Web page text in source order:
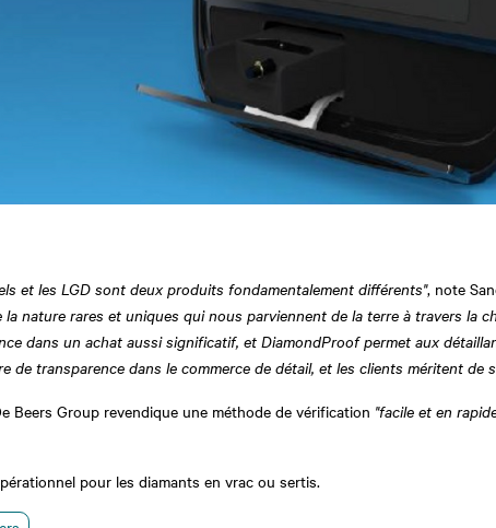
et les LGD sont deux produits fondamentalement différents", note
nature rares et uniques qui nous parviennent de la terre à travers la
dans un achat aussi significatif, et DiamondProof permet aux
de transparence dans le commerce de détail, et les clients méritent de
Beers Group revendique une méthode de vérification "facile et en
pour les diamants en vrac ou sertis.